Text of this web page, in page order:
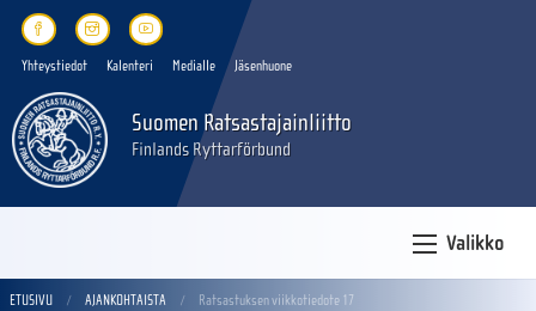
Yhteystiedot Kalenteri Medialle Jäsenhuone
Suomen Ratsastajainliitto
Finlands Ryttarförbund
Valikko
ETUSIVU AJANKOHTAISTA Ratsastuksen viikkotiedote 17